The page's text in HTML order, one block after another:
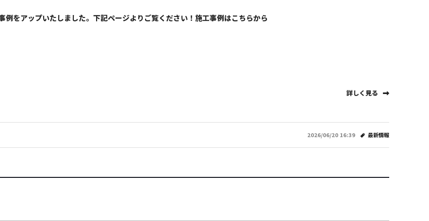
例をアップいたしました。下記ページよりご覧ください！施工事例はこちらから
詳しく見る
2026/06/20 16:39 最新情報